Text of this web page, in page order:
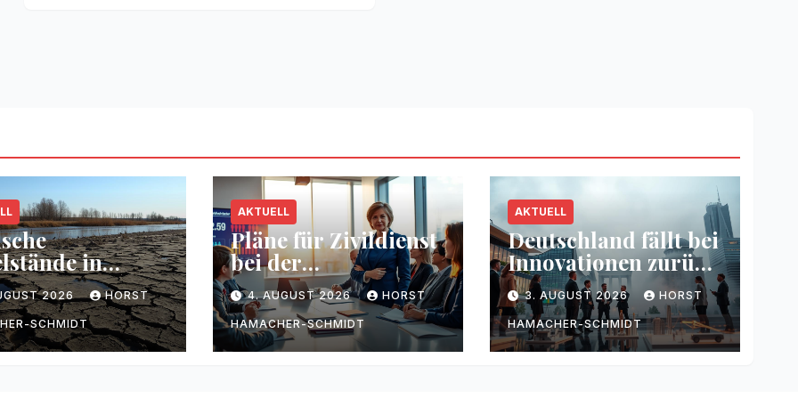
in
durch
2026 HORST
SCHMIDT
AKTUELL
Pläne für Zivildienst
bei der
Bundesregierung
4. AUGUST 2026 HORST
HAMACHER-SCHMIDT
AKTUELL
Deutschland fällt bei
Innovationen zurück
– Warum
3. AUGUST 2026 HORST
HAMACHER-SCHMIDT